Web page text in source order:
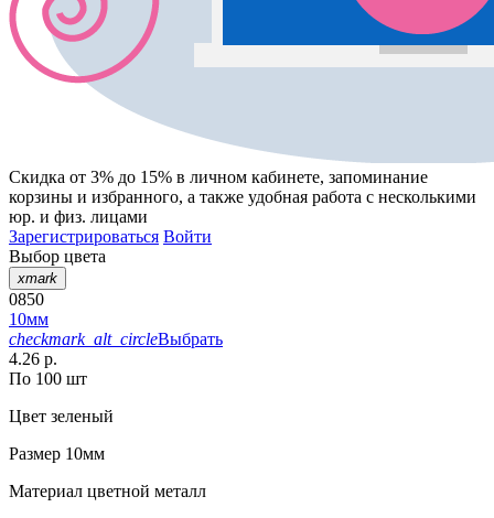
Скидка от 3% до 15% в личном кабинете, запоминание
корзины и избранного, а также удобная работа с несколькими
юр. и физ. лицами
Зарегистрироваться Войти
Выбор цвета
xmark
0850
10мм
checkmark_alt_circleВыбрать
4.26 р.
По 100 шт
Цвет зеленый
Размер 10мм
Материал цветной металл